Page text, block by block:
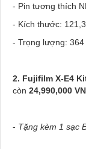
- Pin tương thích
- Kích thước:
- Trọng lượng:
2. Fujifilm X-E4
còn 24,990,000
- Tặng kèm 1 sạc